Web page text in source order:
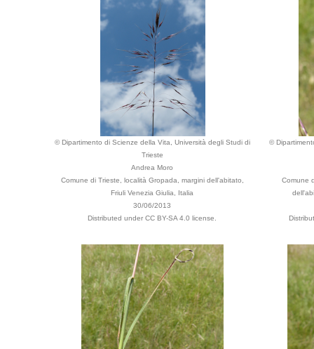
© Dipartimento di Scienze della Vita, Università degli Studi di
Trieste
Andrea Moro
Comune di Trieste, località Gropada, margini dell'abitato,
Friuli Venezia Giulia, Italia
30/06/2013
Distributed under CC BY-SA 4.0 license.
©
Comune